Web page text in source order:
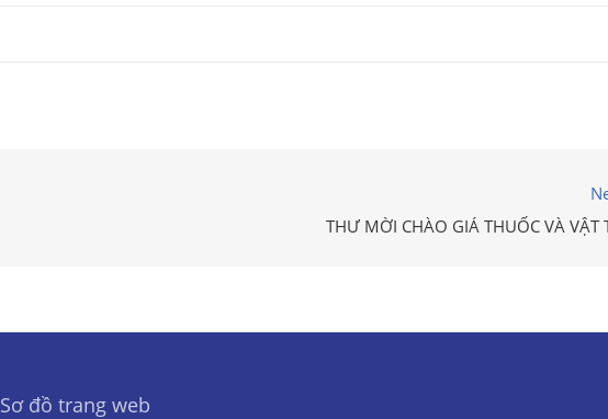
THƯ MỜI CHÀO GIÁ THUỐC VÀ VẬT
Sơ đồ trang web